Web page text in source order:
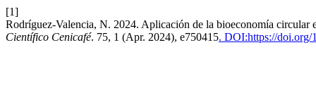
[1]
Rodríguez-Valencia, N. 2024. Aplicación de la bioeconomía circular
Científico Cenicafé. 75, 1 (Apr. 2024), e750415. DOI:https://doi.org/